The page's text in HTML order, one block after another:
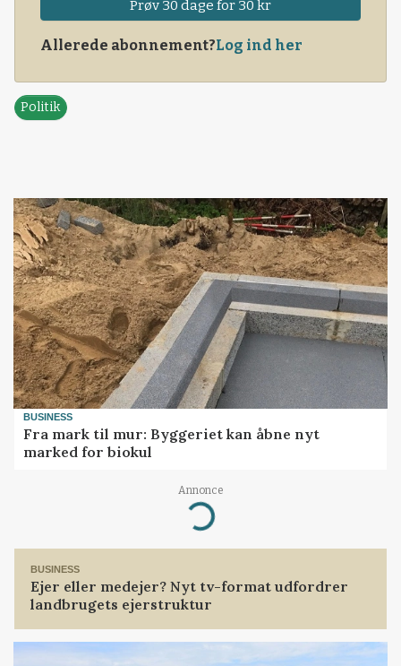
Prøv 30 dage for 30 kr
Allerede abonnement?Log ind her
Politik
BUSINESS
Fra mark til mur: Byggeriet kan åbne nyt
marked for biokul
Annonce
Loading...
BUSINESS
Ejer eller medejer? Nyt tv-format udfordrer
landbrugets ejerstruktur